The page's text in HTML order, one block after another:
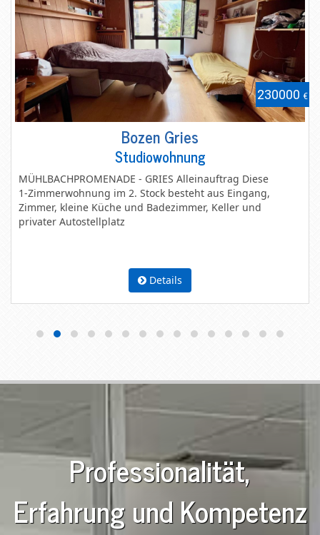
230000 €
Bozen Gries
Studiowohnung
MÜHLBACHPROMENADE - GRIES Alleinauftrag Diese
1-Zimmerwohnung im 2. Stock besteht aus Eingang,
Zimmer, kleine Küche und Badezimmer, Keller und
privater Autostellplatz
Details
Professionalität,
Erfahrung und Kompetenz